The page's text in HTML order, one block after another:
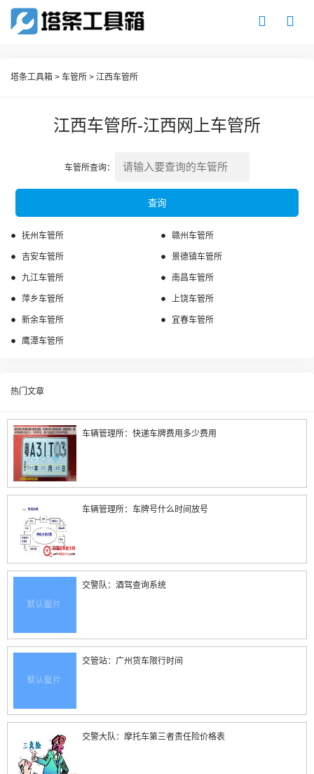
塔条工具箱 > 车管所 > 江西车管所
江西车管所-江西网上车管所
车管所查询：
抚州车管所 赣州车管所
吉安车管所 景德镇车管所
九江车管所 南昌车管所
萍乡车管所 上饶车管所
新余车管所 宜春车管所
鹰潭车管所
热门文章
车辆管理所：快递车牌费用多少费用
车辆管理所：车牌号什么时间放号
交警队：酒驾查询系统
交管站：广州货车限行时间
交警大队：摩托车第三者责任险价格表